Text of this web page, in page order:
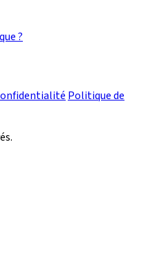
?
Politique de